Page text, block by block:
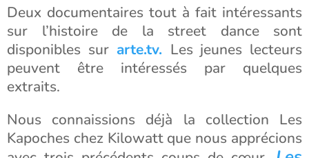
Deux documentaires tout à fait intéressants
sur l’histoire de la street dance sont
disponibles sur arte.tv. Les jeunes lecteurs
peuvent être intéressés par quelques
extraits.
Nous connaissions déjà la collection Les
Kapoches chez Kilowatt que nous apprécions